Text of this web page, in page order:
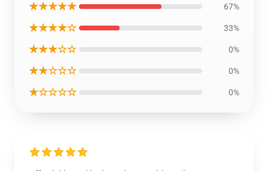
★★★★★ 67%
★★★★☆ 33%
★★★☆☆ 0%
★★☆☆☆ 0%
★☆☆☆☆ 0%